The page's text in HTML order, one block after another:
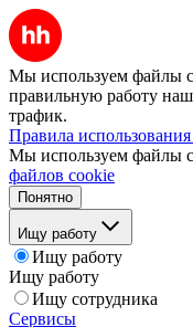
Мы используем файлы
правильную работу
трафик.
Правила
Мы используем файлы
файлов cookie
Понятно
Ищу работу
Ищу работу
Ищу работу
Ищу сотрудника
Сервисы